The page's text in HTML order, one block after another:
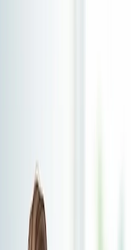
основные причины боли в
находятся, тревожные
распространённая